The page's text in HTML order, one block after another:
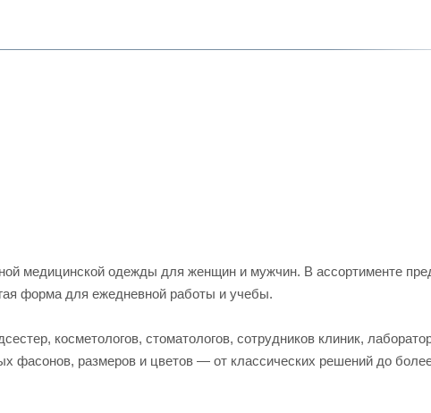
медицинской одежды для женщин и мужчин. В ассортименте
форма для ежедневной работы и учебы.
косметологов, стоматологов, сотрудников клиник,
фасонов, размеров и цветов — от классических решений до